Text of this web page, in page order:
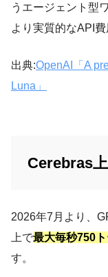
うエージェント型
より実質的なAPI
出典:OpenAI「A
Luna」
Cerebras
2026年7月より、
上で最大毎秒750
す。